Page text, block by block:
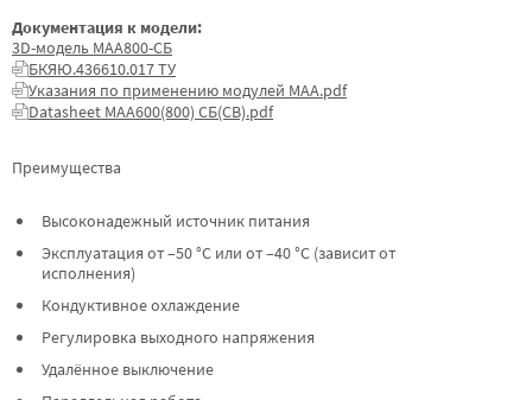
Преимущества
Высоконадежный источник питания
Эксплуатация от –50 °C или от –40 °C (зависит от
исполнения)
Кондуктивное охлаждение
Регулировка выходного напряжения
Удалённое выключение
Документация к модели:
3D-модель МАА800-СБ
БКЯЮ.436610.017 ТУ
Указания по применению модулей МАА.pdf
Datasheet МАА600(800) СБ(СВ).pdf